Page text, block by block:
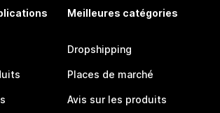
Meilleures catégories
Dropshipping
Places de marché
Avis sur les produits